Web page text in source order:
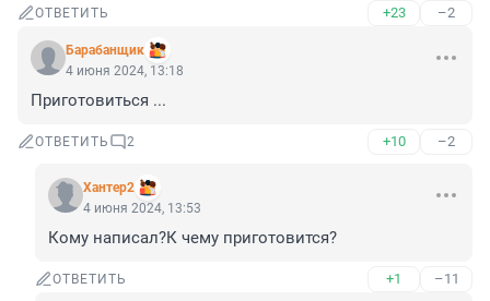
ОТВЕТИТЬ +23 –2
Барабанщик
4 июня 2024, 13:18
Приготовиться ...
ОТВЕТИТЬ 2 +10 –2
Хантер2
4 июня 2024, 13:53
Кому написал?К чему приготовится?
ОТВЕТИТЬ +1 –11